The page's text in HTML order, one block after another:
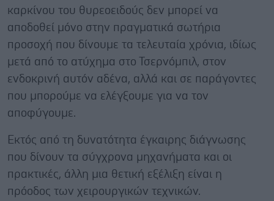
καρκίνου του θυρεοειδούς δεν μπορεί να
αποδοθεί μόνο στην πραγματικά σωτήρια
προσοχή που δίνουμε τα τελευταία χρόνια, ιδίως
μετά από το ατύχημα στο Τσερνόμπιλ, στον
ενδοκρινή αυτόν αδένα, αλλά και σε παράγοντες
που μπορούμε να ελέγξουμε για να τον
αποφύγουμε.
Εκτός από τη δυνατότητα έγκαιρης διάγνωσης
που δίνουν τα σύγχρονα μηχανήματα και οι
πρακτικές, άλλη μια θετική εξέλιξη είναι η
πρόοδος των χειρουργικών τεχνικών.